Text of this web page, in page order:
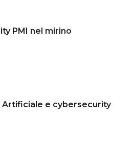
PMI nel mirino
Artificiale e cybersecurity